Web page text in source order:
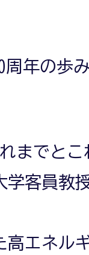
周年の歩
までとこ
学客員教
高エネル